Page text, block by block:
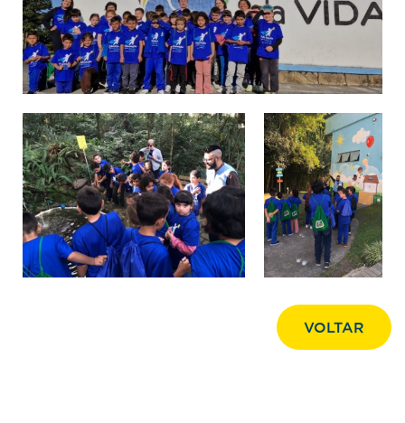
VOLTAR